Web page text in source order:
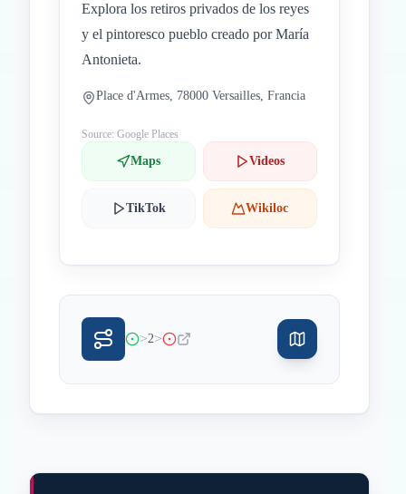
Explora los retiros privados de los reyes
y el pintoresco pueblo creado por María
Antonieta.
Place d'Armes, 78000 Versailles, Francia
Source: Google Places
Maps Videos
TikTok Wikiloc
>2>